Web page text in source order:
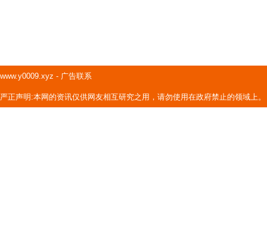
www.y0009.xyz - 广告联系
严正声明:本网的资讯仅供网友相互研究之用，请勿使用在政府禁止的领域上。